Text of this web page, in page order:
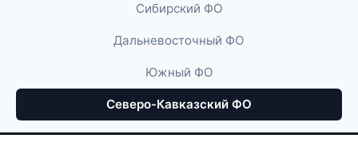
Сибирский ФО
Дальневосточный ФО
Южный ФО
Северо-Кавказский ФО